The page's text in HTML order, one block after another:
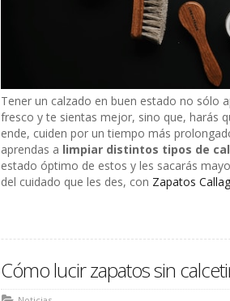
Tener un calzado en buen estado no sólo
fresco y te sientas mejor, sino que, harás
ende, cuiden por un tiempo más
aprendas a limpiar distintos tipos de
estado óptimo de estos y les sacarás
del cuidado que les des, con Zapatos
Cómo lucir zapatos sin